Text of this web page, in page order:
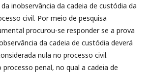
inobservância da cadeia de custódia da
civil. Por meio de pesquisa
procurou-se responder se a prova
da cadeia de custódia deverá
nula no processo civil.
penal, no qual a cadeia de